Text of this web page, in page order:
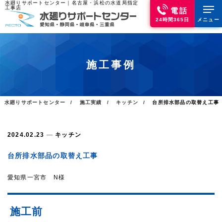
水廻りサポートセンター｜名古屋・浜松の水道局指定
工事店
電話
24時間365日 メニュー
施工事例
水廻りサポートセンター 施工実績 キッチン 台所排水部品の取替え工事
2024.02.23 キッチン
台所排水部品の取替え工事
愛知県一宮市 N様
施工前